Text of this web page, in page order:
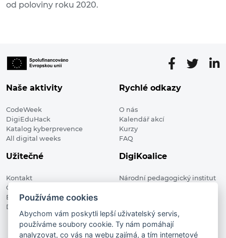
od poloviny roku 2020.
Naše aktivity
CodeWeek
DigiEduHack
Katalog kyberprevence
All digital weeks
Rychlé odkazy
O nás
Kalendář akcí
Kurzy
FAQ
Užitečné
Kontakt
Členské organizace
Blog
Digitalizace ve vzdělávání
DigiKoalice
Národní pedagogický institut
DigiKoalice 2021. All rights reserved
Používáme cookies
Abychom vám poskytli lepší uživatelský servis,
používáme soubory cookie. Ty nám pomáhají
analyzovat, co vás na webu zajímá, a tím internetové